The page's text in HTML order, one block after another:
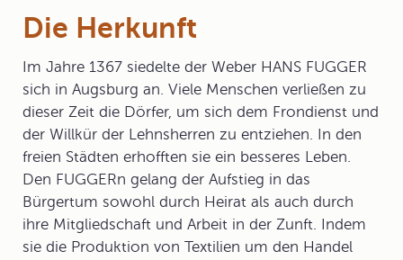
Die Herkunft
Im Jahre 1367 siedelte der Weber HANS FUGGER
sich in Augsburg an. Viele Menschen verließen zu
dieser Zeit die Dörfer, um sich dem Frondienst und
der Willkür der Lehnsherren zu entziehen. In den
freien Städten erhofften sie ein besseres Leben.
Den FUGGERn gelang der Aufstieg in das
Bürgertum sowohl durch Heirat als auch durch
ihre Mitgliedschaft und Arbeit in der Zunft. Indem
sie die Produktion von Textilien um den Handel